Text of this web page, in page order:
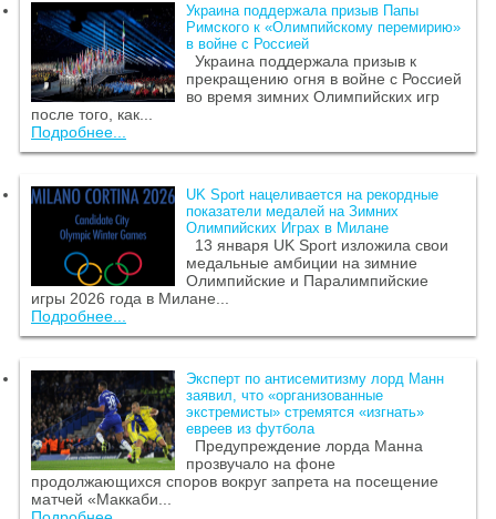
Украина поддержала призыв Папы
Римского к «Олимпийскому перемирию»
в войне с Россией
Украина поддержала призыв к
прекращению огня в войне с Россией
во время зимних Олимпийских игр
после того, как...
Подробнее...
UK Sport нацеливается на рекордные
показатели медалей на Зимних
Олимпийских Играх в Милане
13 января UK Sport изложила свои
медальные амбиции на зимние
Олимпийские и Паралимпийские
игры 2026 года в Милане...
Подробнее...
Эксперт по антисемитизму лорд Манн
заявил, что «организованные
экстремисты» стремятся «изгнать»
евреев из футбола
Предупреждение лорда Манна
прозвучало на фоне
продолжающихся споров вокруг запрета на посещение
матчей «Маккаби...